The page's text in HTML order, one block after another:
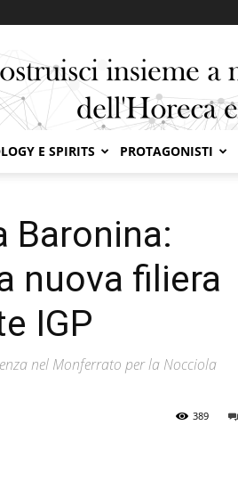
E SPIRITS PROTAGONISTI
Baronina:
nuova filiera
IGP
nel Monferrato per la Nocciola
389